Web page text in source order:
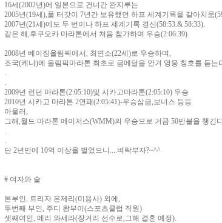
16세(2002년)에 일본으로 건너간 완지루는
2005년(19세),폴 터갓이 7년간 보유했던 하프 세계기록을 갈아치움
2007년(21세)에도 두 번이나 하프 세계기록 경신(58:53.& 58:33).
같은 해,후쿠오카 마라톤에서 처음 참가하여 우승(2:06:39)
2008년 베이징올림픽에서, 최연소(22세)로 우승하며,
조국(케냐)에 올림픽마라톤 최초로 금메달을 안겨 영웅 칭호를 듣는
.
.
2009년 런던 마라톤(2:05:10)및 시카고마라톤(2:05:10) 우승
2010년 시카고 마라톤 2연패(2:05:41)-우승삼금,보너스 등등
아울러,
그해,월드 마라톤 메이저스(WMM)의 우승으로 거금 50만불을 챙긴
.
.
단 2년만에 10억 이상을 벌었으니....벼락부자?~^^
# 여자와 술
본부인, 트리자 은제리(미용사) 외에,
두번째 부인, 주디 왕부이(스포츠클럽 직원)
셋째여인, 메리 와세라(장거리 선수로,그해 결혼 예정).